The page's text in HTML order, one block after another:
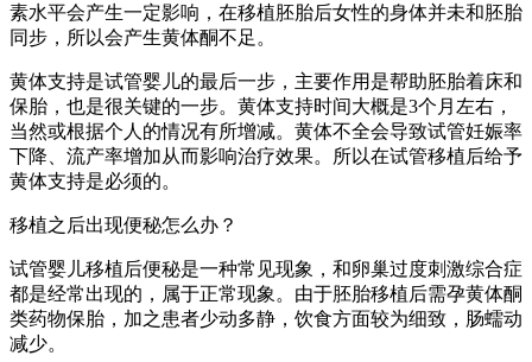
素水平会产生一定影响，在移植胚胎后女性的身体并未和胚胎
同步，所以会产生黄体酮不足。
黄体支持是试管婴儿的最后一步，主要作用是帮助胚胎着床和
保胎，也是很关键的一步。黄体支持时间大概是3个月左右，
当然或根据个人的情况有所增减。黄体不全会导致试管妊娠率
下降、流产率增加从而影响治疗效果。所以在试管移植后给予
黄体支持是必须的。
移植之后出现便秘怎么办？
试管婴儿移植后便秘是一种常见现象，和卵巢过度刺激综合症
都是经常出现的，属于正常现象。由于胚胎移植后需孕黄体酮
类药物保胎，加之患者少动多静，饮食方面较为细致，肠蠕动
减少。